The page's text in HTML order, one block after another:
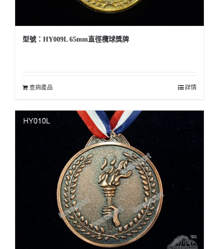
型號：HY009L 65mm直徑欖球獎牌
查詢產品 詳情